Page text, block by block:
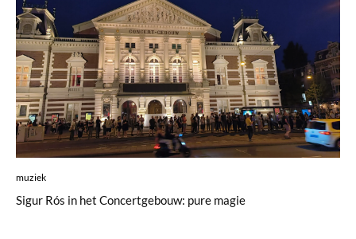
muziek
Sigur Rós in het Concertgebouw: pure magie